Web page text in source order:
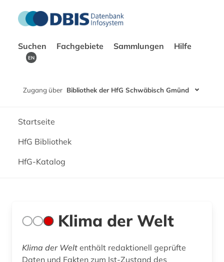
Suchen Fachgebiete Sammlungen Hilfe
EN
Zugang über Bibliothek der HfG Schwäbisch Gmünd
Startseite
HfG Bibliothek
HfG-Katalog
Klima der Welt
Klima der Welt enthält redaktionell geprüfte
Daten und Fakten zum Ist-Zustand des